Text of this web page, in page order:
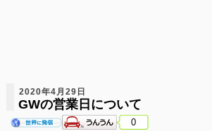
2020年4月29日
GWの営業日について
0